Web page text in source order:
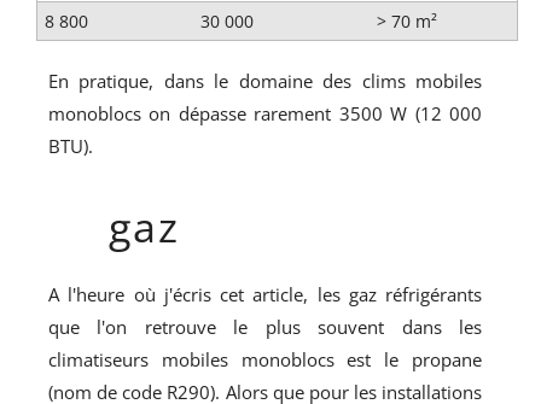
8 800
30 000 > 70 m²
En pratique, dans le domaine des clims mobiles
monoblocs on dépasse rarement 3500 W (12 000
BTU).
gaz
A l'heure où j'écris cet article, les gaz réfrigérants
que l'on retrouve le plus souvent dans les
climatiseurs mobiles monoblocs est le propane
(nom de code R290). Alors que pour les installations